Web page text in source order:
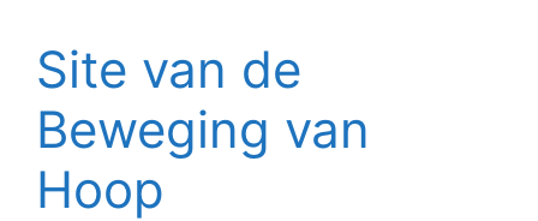
Site van de
Beweging van
Hoop